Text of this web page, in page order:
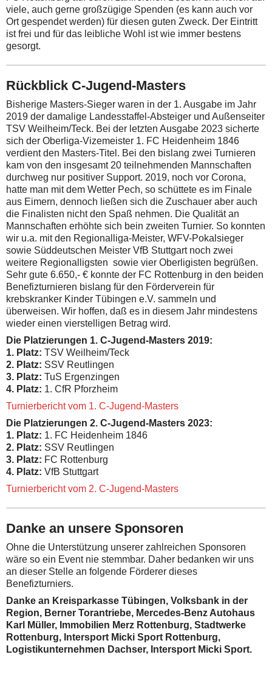
viele, auch gerne großzügige Spenden (es kann auch vor
Ort gespendet werden) für diesen guten Zweck. Der Eintritt
ist frei und für das leibliche Wohl ist wie immer bestens
gesorgt.
Rückblick C-Jugend-Masters
Bisherige Masters-Sieger waren in der 1. Ausgabe im Jahr
2019 der damalige Landesstaffel-Absteiger und Außenseiter
TSV Weilheim/Teck. Bei der letzten Ausgabe 2023 sicherte
sich der Oberliga-Vizemeister 1. FC Heidenheim 1846
verdient den Masters-Titel. Bei den bislang zwei Turnieren
kam von den insgesamt 20 teilnehmenden Mannschaften
durchweg nur positiver Support. 2019, noch vor Corona,
hatte man mit dem Wetter Pech, so schüttete es im Finale
aus Eimern, dennoch ließen sich die Zuschauer aber auch
die Finalisten nicht den Spaß nehmen. Die Qualität an
Mannschaften erhöhte sich bein zweiten Turnier. So konnten
wir u.a. mit den Regionalliga-Meister, WFV-Pokalsieger
sowie Süddeutschen Meister VfB Stuttgart noch zwei
weitere Regionalligsten sowie vier Oberligisten begrüßen.
Sehr gute 6.650,- € konnte der FC Rottenburg in den beiden
Benefizturnieren bislang für den Förderverein für
krebskranker Kinder Tübingen e.V. sammeln und
überweisen. Wir hoffen, daß es in diesem Jahr mindestens
wieder einen vierstelligen Betrag wird.
Die Platzierungen 1. C-Jugend-Masters 2019:
1. Platz: TSV Weilheim/Teck
2. Platz: SSV Reutlingen
3. Platz: TuS Ergenzingen
4. Platz: 1. CfR Pforzheim
Turnierbericht vom 1. C-Jugend-Masters
Die Platzierungen 2. C-Jugend-Masters 2023:
1. Platz: 1. FC Heidenheim 1846
2. Platz: SSV Reutlingen
3. Platz: FC Rottenburg
4. Platz: VfB Stuttgart
Turnierbericht vom 2. C-Jugend-Masters
Danke an unsere Sponsoren
Ohne die Unterstützung unserer zahlreichen Sponsoren
wäre so ein Event nie stemmbar. Daher bedanken wir uns
an dieser Stelle an folgende Förderer dieses
Benefizturniers.
Danke an Kreisparkasse Tübingen, Volksbank in der
Region, Berner Torantriebe, Mercedes-Benz Autohaus
Karl Müller, Immobilien Merz Rottenburg, Stadtwerke
Rottenburg, Intersport Micki Sport Rottenburg,
Logistikunternehmen Dachser, Intersport Micki Sport.